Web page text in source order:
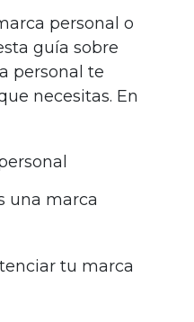
personal o
guía sobre
personal te
necesitas. En
una marca
tu marca